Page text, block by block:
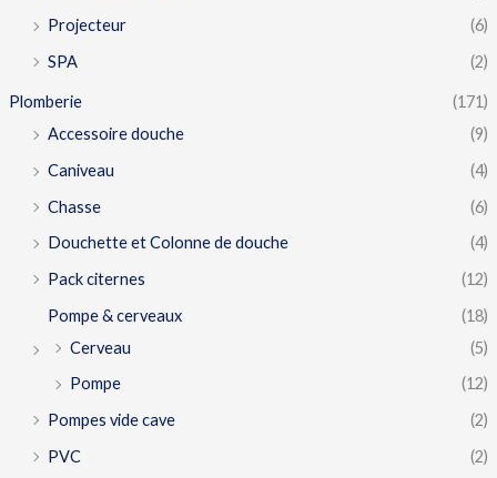
Projecteur
(6)
SPA
(2)
Plomberie
(171)
Accessoire douche
(9)
Caniveau
(4)
Chasse
(6)
Douchette et Colonne de douche
(4)
Pack citernes
(12)
Pompe & cerveaux
(18)
Cerveau
(5)
Pompe
(12)
Pompes vide cave
(2)
PVC
(2)